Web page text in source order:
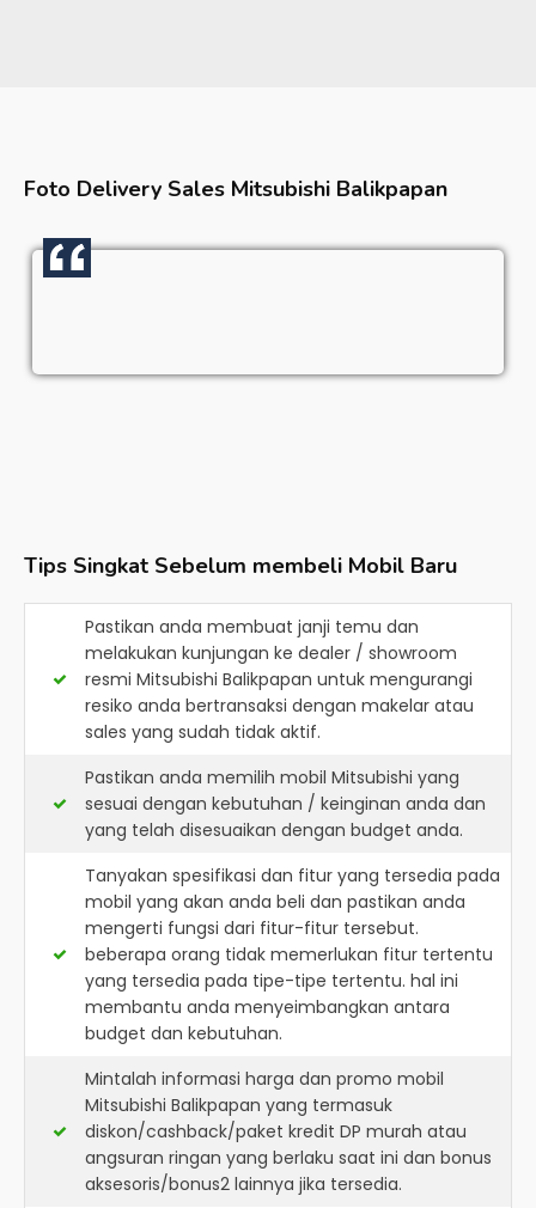
Foto Delivery Sales Mitsubishi Balikpapan
Tips Singkat Sebelum membeli Mobil Baru
Pastikan anda membuat janji temu dan
melakukan kunjungan ke dealer / showroom
resmi Mitsubishi Balikpapan untuk mengurangi
resiko anda bertransaksi dengan makelar atau
sales yang sudah tidak aktif.
Pastikan anda memilih mobil Mitsubishi yang
sesuai dengan kebutuhan / keinginan anda dan
yang telah disesuaikan dengan budget anda.
Tanyakan spesifikasi dan fitur yang tersedia pada
mobil yang akan anda beli dan pastikan anda
mengerti fungsi dari fitur-fitur tersebut.
beberapa orang tidak memerlukan fitur tertentu
yang tersedia pada tipe-tipe tertentu. hal ini
membantu anda menyeimbangkan antara
budget dan kebutuhan.
Mintalah informasi harga dan promo mobil
Mitsubishi Balikpapan yang termasuk
diskon/cashback/paket kredit DP murah atau
angsuran ringan yang berlaku saat ini dan bonus
aksesoris/bonus2 lainnya jika tersedia.